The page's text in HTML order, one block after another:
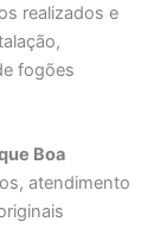
realizados e
fogões
Boa
atendimento